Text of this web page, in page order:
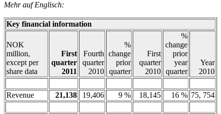
Mehr auf Englisch:
Key financial information
NOK
million,
except per
share data
First
quarter
2011
Fourth
quarter
2010
%
change
prior
quarter
First
quarter
2010
%
change
prior
year
quarter
Year
2010
Revenue 21,138 19,406 9 % 18,145 16 % 75, 754